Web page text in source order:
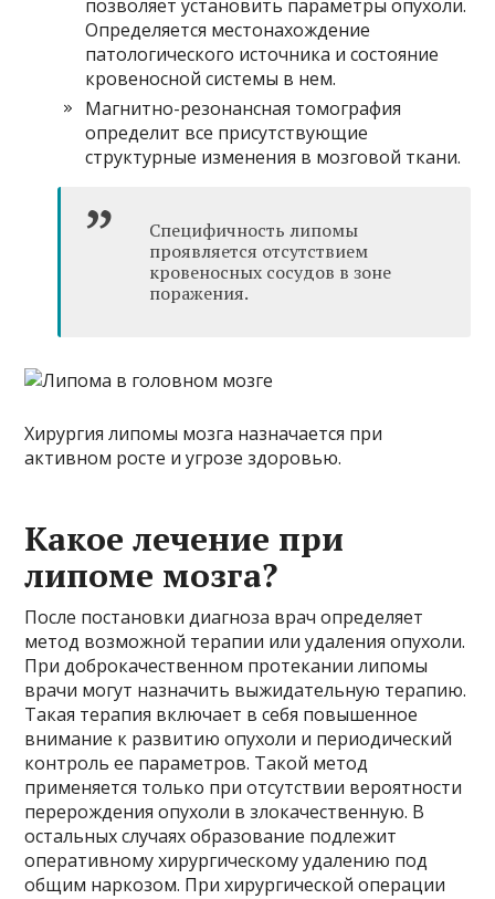
позволяет установить параметры опухоли.
Определяется местонахождение
патологического источника и состояние
кровеносной системы в нем.
Магнитно-резонансная томография
определит все присутствующие
структурные изменения в мозговой ткани.
Специфичность липомы
проявляется отсутствием
кровеносных сосудов в зоне
поражения.
Хирургия липомы мозга назначается при
активном росте и угрозе здоровью.
Какое лечение при
липоме мозга?
После постановки диагноза врач определяет
метод возможной терапии или удаления опухоли.
При доброкачественном протекании липомы
врачи могут назначить выжидательную терапию.
Такая терапия включает в себя повышенное
внимание к развитию опухоли и периодический
контроль ее параметров. Такой метод
применяется только при отсутствии вероятности
перерождения опухоли в злокачественную. В
остальных случаях образование подлежит
оперативному хирургическому удалению под
общим наркозом. При хирургической операции